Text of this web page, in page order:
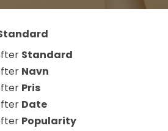
Standard
Navn
Pris
Date
Popularity